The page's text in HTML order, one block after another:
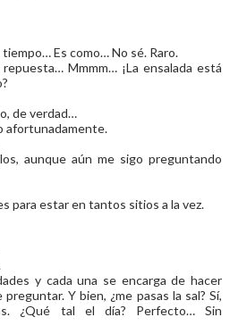
Es como… No sé. Raro.
Mmmm… ¡La ensalada está
de verdad…
afortunadamente.
aunque aún me sigo preguntando
para estar en tantos sitios a la vez.
y cada una se encarga de hacer
Y bien, ¿me pasas la sal? Sí,
¿Qué tal el día? Perfecto… Sin